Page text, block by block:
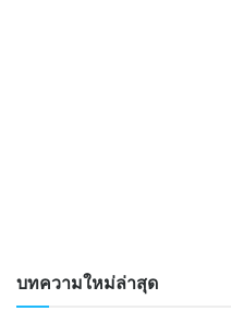
บทความใหม่ล่าสุด